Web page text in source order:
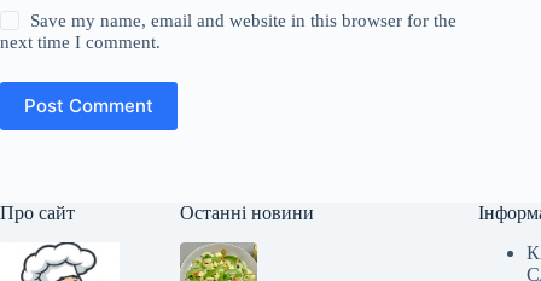
Save my name, email and website in this browser for the
next time I comment.
Post Comment
Про сайт Останні новини